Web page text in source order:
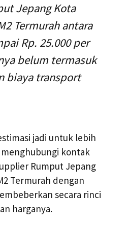
Jepang Kota
Termurah antara
Rp. 25.000 per
belum termasuk
biaya transport
jadi untuk lebih
kontak
Rumput Jepang
Termurah dengan
secara rinci
harganya.